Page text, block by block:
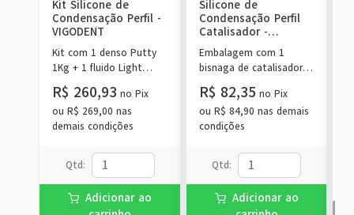
Kit Silicone de
Condensação Perfil -
VIGODENT
Kit com 1 denso Putty
1Kg + 1 fluido Light
Body 120g + 1
catalisador 60ml.
R$ 260,93 noPix
ouR$ 269,00 nas
demais condições
Qtd:
Adicionar ao
Silicone de
Condensação Perfil
Catalisador-
VIGODENT
Embalagem com 1
bisnaga de catalisador
com 50g.
R$ 82,35 no Pix
ou R$ 84,90 nas demais
condições
Qtd:
Adicionar ao